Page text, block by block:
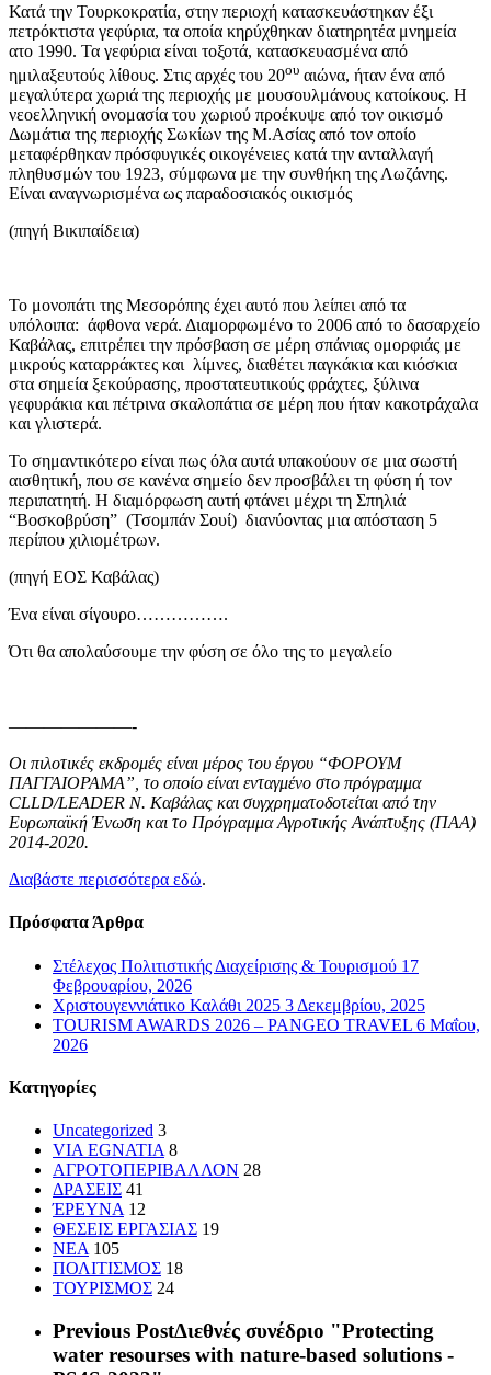
Κατά την Τουρκοκρατία, στην περιοχή κατασκευάστηκαν έξι
πετρόκτιστα γεφύρια, τα οποία κηρύχθηκαν διατηρητέα μνημεία
ατο 1990. Τα γεφύρια είναι τοξοτά, κατασκευασμένα από
ημιλαξευτούς λίθους. Στις αρχές του 20ου αιώνα, ήταν ένα από
μεγαλύτερα χωριά της περιοχής με μουσουλμάνους κατοίκους. Η
νεοελληνική ονομασία του χωριού προέκυψε από τον οικισμό
Δωμάτια της περιοχής Σωκίων της Μ.Ασίας από τον οποίο
μεταφέρθηκαν πρόσφυγικές οικογένειες κατά την ανταλλαγή
πληθυσμών του 1923, σύμφωνα με την συνθήκη της Λωζάνης.
Είναι αναγνωρισμένα ως παραδοσιακός οικισμός
(πηγή Βικιπαίδεια)
Το μονοπάτι της Μεσορόπης έχει αυτό που λείπει από τα
υπόλοιπα: άφθονα νερά. Διαμορφωμένο το 2006 από το δασαρχείο
Καβάλας, επιτρέπει την πρόσβαση σε μέρη σπάνιας ομορφιάς με
μικρούς καταρράκτες και λίμνες, διαθέτει παγκάκια και κιόσκια
στα σημεία ξεκούρασης, προστατευτικούς φράχτες, ξύλινα
γεφυράκια και πέτρινα σκαλοπάτια σε μέρη που ήταν κακοτράχαλα
και γλιστερά.
Το σημαντικότερο είναι πως όλα αυτά υπακούουν σε μια σωστή
αισθητική, που σε κανένα σημείο δεν προσβάλει τη φύση ή τον
περιπατητή. Η διαμόρφωση αυτή φτάνει μέχρι τη Σπηλιά
“Βοσκοβρύση” (Τσομπάν Σουί) διανύοντας μια απόσταση 5
περίπου χιλιομέτρων.
(πηγή ΕΟΣ Καβάλας)
Ένα είναι σίγουρο…………….
Ότι θα απολαύσουμε την φύση σε όλο της το μεγαλείο
———————-
Οι πιλοτικές εκδρομές είναι μέρος του έργου “ΦΟΡΟΥΜ
ΠΑΓΓΑΙΟΡΑΜΑ”, το οποίο είναι ενταγμένο στο πρόγραμμα
CLLD/LEADER Ν. Καβάλας και συγχρηματοδοτείται από την
Ευρωπαϊκή Ένωση και το Πρόγραμμα Αγροτικής Ανάπτυξης (ΠΑΑ)
2014-2020.
Διαβάστε περισσότερα εδώ.
Πρόσφατα Άρθρα
Στέλεχος Πολιτιστικής Διαχείρισης & Τουρισμού 17
Φεβρουαρίου, 2026
Χριστουγεννιάτικο Καλάθι 2025 3 Δεκεμβρίου, 2025
TOURISM AWARDS 2026 – PANGEO TRAVEL 6 Μαΐου,
2026
Kατηγορίες
Uncategorized 3
VIA EGNATIA 8
ΑΓΡΟΤΟΠΕΡΙΒΑΛΛΟΝ 28
ΔΡΑΣΕΙΣ 41
ΈΡΕΥΝΑ 12
ΘΕΣΕΙΣ ΕΡΓΑΣΙΑΣ 19
ΝΕΑ 105
ΠΟΛΙΤΙΣΜΟΣ 18
ΤΟΥΡΙΣΜΟΣ 24
Previous PostΔιεθνές συνέδριο "Protecting
water resourses with nature-based solutions -